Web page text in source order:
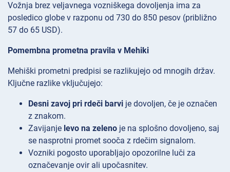
Vožnja brez veljavnega vozniškega dovoljenja ima za
posledico globe v razponu od 730 do 850 pesov (približno
57 do 65 USD).
Pomembna prometna pravila v Mehiki
Mehiški prometni predpisi se razlikujejo od mnogih držav.
Ključne razlike vključujejo:
Desni zavoj pri rdeči barvi je dovoljen, če je označen
z znakom.
Zavijanje levo na zeleno je na splošno dovoljeno, saj
se nasprotni promet sooča z rdečim signalom.
Vozniki pogosto uporabljajo opozorilne luči za
označevanje ovir ali upočasnitev.